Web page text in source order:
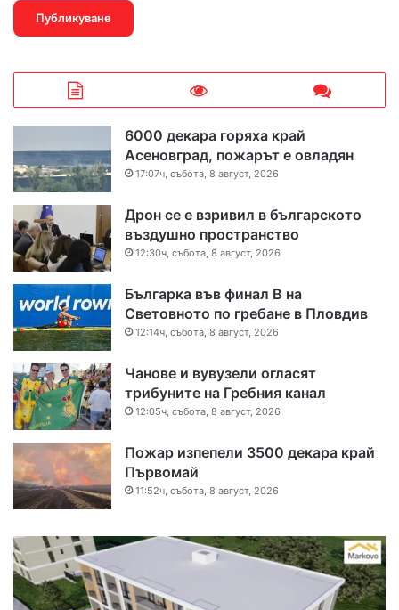
6000 декара горяха край
Асеновград, пожарът е овладян
17:07ч, събота, 8 август, 2026
Дрон се е взривил в българското
въздушно пространство
12:30ч, събота, 8 август, 2026
Българка във финал B на
Световното по гребане в Пловдив
12:14ч, събота, 8 август, 2026
Чанове и вувузели огласят
трибуните на Гребния канал
12:05ч, събота, 8 август, 2026
Пожар изпепели 3500 декара край
Първомай
11:52ч, събота, 8 август, 2026